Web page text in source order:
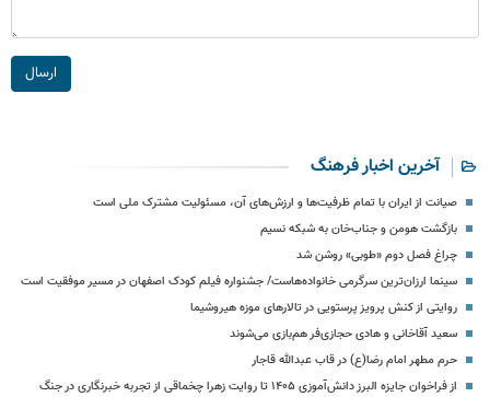
ارسال
آخرین اخبار فرهنگ
صیانت از ایران با تمام ظرفیت‌ها و ارزش‌های آن، مسئولیت مشترک ملی است
بازگشت هومن و جناب‌خان به شبکه نسیم
چراغ فصل دوم «طوبی» روشن شد
سینما ارزان‌ترین سرگرمی خانواده‌هاست/ جشنواره فیلم کودک اصفهان در مسیر موفقیت است
روایتی از کنش پرویز پرستویی در تالارهای موزه هیروشیما
سعید آقاخانی و هادی حجازی‌فر هم‌بازی می‌شوند
حرم مطهر امام رضا(ع) در قاب عبدالله قاجار
از فراخوان جایزه البرز دانش‌آموزی ۱۴۰۵ تا روایت زهرا چخماقی از تجربه خبرنگاری در جنگ